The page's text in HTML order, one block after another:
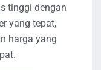
tinggi dengan
yang tepat,
harga yang